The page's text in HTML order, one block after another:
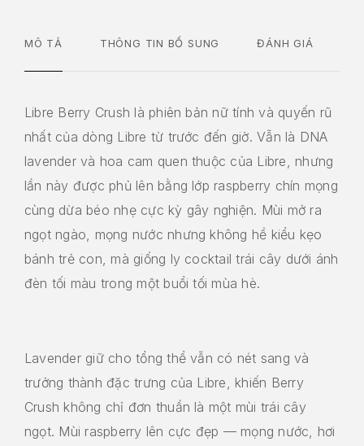
MÔ TẢ THÔNG TIN BỔ SUNG ĐÁNH GIÁ
Libre Berry Crush là phiên bản nữ tính và quyến rũ
nhất của dòng Libre từ trước đến giờ. Vẫn là DNA
lavender và hoa cam quen thuộc của Libre, nhưng
lần này được phủ lên bằng lớp raspberry chín mọng
cùng dừa béo nhẹ cực kỳ gây nghiện. Mùi mở ra
ngọt ngào, mọng nước nhưng không hề kiểu kẹo
bánh trẻ con, mà giống ly cocktail trái cây dưới ánh
đèn tối màu trong một buổi tối mùa hè.
Lavender giữ cho tổng thể vẫn có nét sang và
trưởng thành đặc trưng của Libre, khiến Berry
Crush không chỉ đơn thuần là một mùi trái cây
ngọt. Mùi raspberry lên cực đẹp — mọng nước, hơi